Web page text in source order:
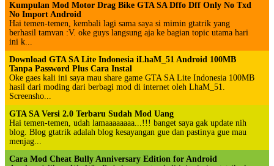
Kumpulan Mod Motor Drag Bike GTA SA Dffo Dff Only No Txd
No Import Android
Hai temen-temen, kembali lagi sama saya si mimin gtatrik yang
berhasil tamvan :V. oke guys langsung aja ke bagian topic utama hari
ini k...
Download GTA SA Lite Indonesia iLhaM_51 Android 100MB
Tanpa Password Plus Cara Instal
Oke gaes kali ini saya mau share game GTA SA Lite Indonesia 100MB
hasil dari moding dari berbagi mod di internet oleh LhaM_51.
Screensho...
GTA SA Versi 2.0 Terbaru Sudah Mod Uang
Hai temen-temen, udah lamaaaaaaaa...!!! banget saya gak update nih
blog. Blog gtatrik adalah blog kesayangan gue dan pastinya gue mau
menjag...
Cara Mod Cheat Bully Anniversary Edition for Android